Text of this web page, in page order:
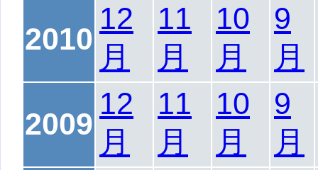
2010
12
月
11
月
10
月
9
月
2009
12
月
11
月
10
月
9
月